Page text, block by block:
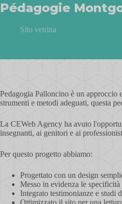
Pédagogie
Sito vetrina
Pedagogia Palloncino è un approccio
strumenti e metodi adeguati, questa
La CEWeb Agency ha avuto
insegnanti, ai genitori e ai
Per questo progetto abbiamo:
Progettato con un design
Messo in evidenza le
Integrato testimonianze e studi
Ottimizzato il sito per una